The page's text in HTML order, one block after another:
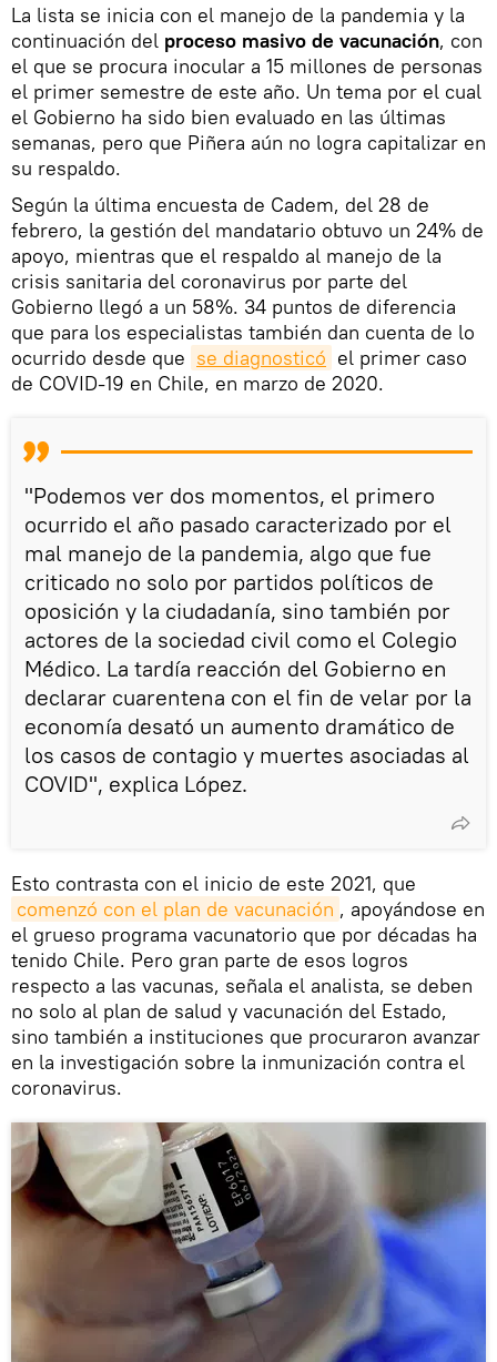
La lista se inicia con el manejo de la pandemia y la
continuación del proceso masivo de vacunación, con
el que se procura inocular a 15 millones de personas
el primer semestre de este año. Un tema por el cual
el Gobierno ha sido bien evaluado en las últimas
semanas, pero que Piñera aún no logra capitalizar en
su respaldo.
Según la última encuesta de Cadem, del 28 de
febrero, la gestión del mandatario obtuvo un 24% de
apoyo, mientras que el respaldo al manejo de la
crisis sanitaria del coronavirus por parte del
Gobierno llegó a un 58%. 34 puntos de diferencia
que para los especialistas también dan cuenta de lo
ocurrido desde que se diagnosticó el primer caso
de COVID-19 en Chile, en marzo de 2020.
"Podemos ver dos momentos, el primero
ocurrido el año pasado caracterizado por el
mal manejo de la pandemia, algo que fue
criticado no solo por partidos políticos de
oposición y la ciudadanía, sino también por
actores de la sociedad civil como el Colegio
Médico. La tardía reacción del Gobierno en
declarar cuarentena con el fin de velar por la
economía desató un aumento dramático de
los casos de contagio y muertes asociadas al
COVID", explica López.
Esto contrasta con el inicio de este 2021, que
comenzó con el plan de vacunación , apoyándose en
el grueso programa vacunatorio que por décadas ha
tenido Chile. Pero gran parte de esos logros
respecto a las vacunas, señala el analista, se deben
no solo al plan de salud y vacunación del Estado,
sino también a instituciones que procuraron avanzar
en la investigación sobre la inmunización contra el
coronavirus.